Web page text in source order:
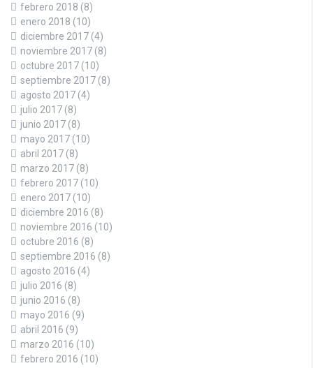
febrero 2018 (8)
enero 2018 (10)
diciembre 2017 (4)
noviembre 2017 (8)
octubre 2017 (10)
septiembre 2017 (8)
agosto 2017 (4)
julio 2017 (8)
junio 2017 (8)
mayo 2017 (10)
abril 2017 (8)
marzo 2017 (8)
febrero 2017 (10)
enero 2017 (10)
diciembre 2016 (8)
noviembre 2016 (10)
octubre 2016 (8)
septiembre 2016 (8)
agosto 2016 (4)
julio 2016 (8)
junio 2016 (8)
mayo 2016 (9)
abril 2016 (9)
marzo 2016 (10)
febrero 2016 (10)